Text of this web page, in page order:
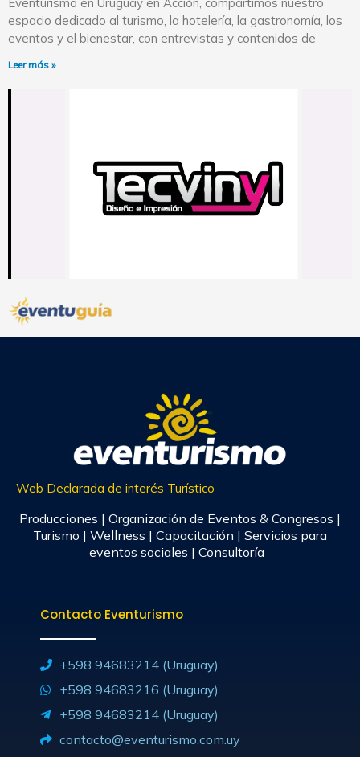
espacio dedicado al turismo, la hotelería, la gastronomía, los
eventos y el bienestar, con entrevistas y contenidos de
Leer más »
Web Declarada de interés Turístico
Producciones | Organización de Eventos & Congresos |
Turismo | Wellness | Capacitación | Servicios para
eventos sociales | Consultoría
Contacto Eventurismo
+598 94683214 (Uruguay)
+598 94683216 (Uruguay)
+598 94683214 (Uruguay)
contacto@eventurismo.com.uy